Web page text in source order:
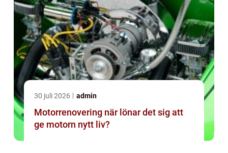
30 juli 2026 admin
Motorrenovering när lönar det sig att
ge motorn nytt liv?